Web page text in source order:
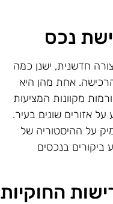
נכס
חדשנית, ישנן כמה
אחת מהן היא
מקוונות המציעות
אזורים שונים בעיר.
על ההיסטוריה של
בנכסים
החוקיות